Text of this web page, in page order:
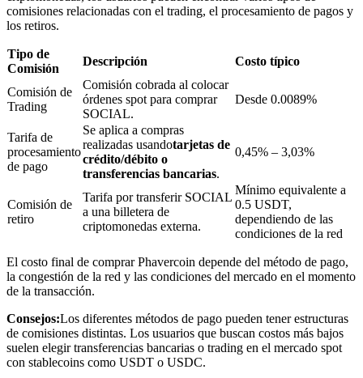
Préstamos
Servicio de préstamos respaldado por criptomonedas
Inversión automática
Obtenga ganancias a largo plazo e intereses flexibles
comisiones relacionadas con el trading, el procesamiento de pagos y
los retiros.
Tipo de
Comisión
Descripción Costo típico
Comisión de
Trading
Comisión cobrada al colocar
órdenes spot para comprar
SOCIAL.
Desde 0.0089%
Tarifa de
procesamiento
de pago
Se aplica a compras
realizadas usandotarjetas de
crédito/débito o
transferencias bancarias.
0,45% – 3,03%
Comisión de
retiro
Tarifa por transferir SOCIAL
a una billetera de
criptomonedas externa.
Mínimo equivalente a
0.5 USDT,
dependiendo de las
condiciones de la red
El costo final de comprar Phavercoin depende del método de pago,
la congestión de la red y las condiciones del mercado en el momento
de la transacción.
Consejos:Los diferentes métodos de pago pueden tener estructuras
de comisiones distintas. Los usuarios que buscan costos más bajos
suelen elegir transferencias bancarias o trading en el mercado spot
con stablecoins como USDT o USDC.